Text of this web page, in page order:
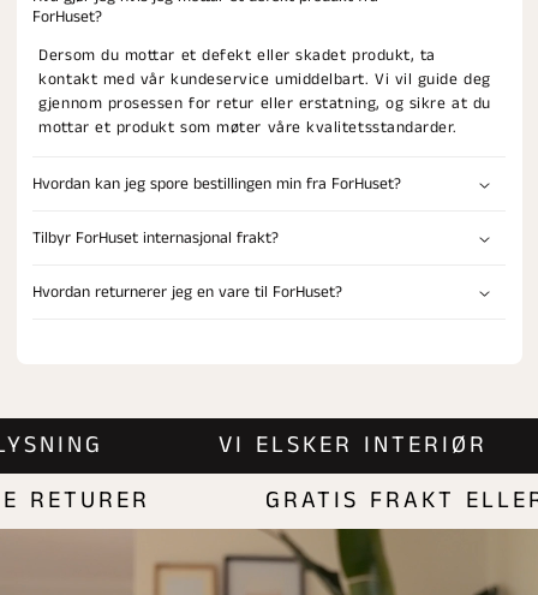
ForHuset?
Dersom du mottar et defekt eller skadet produkt, ta
kontakt med vår kundeservice umiddelbart. Vi vil guide deg
gjennom prosessen for retur eller erstatning, og sikre at du
mottar et produkt som møter våre kvalitetsstandarder.
Hvordan kan jeg spore bestillingen min fra ForHuset?
Tilbyr ForHuset internasjonal frakt?
Hvordan returnerer jeg en vare til ForHuset?
VI ELSKER INTERIØR
GRATIS FRAKT ELLER